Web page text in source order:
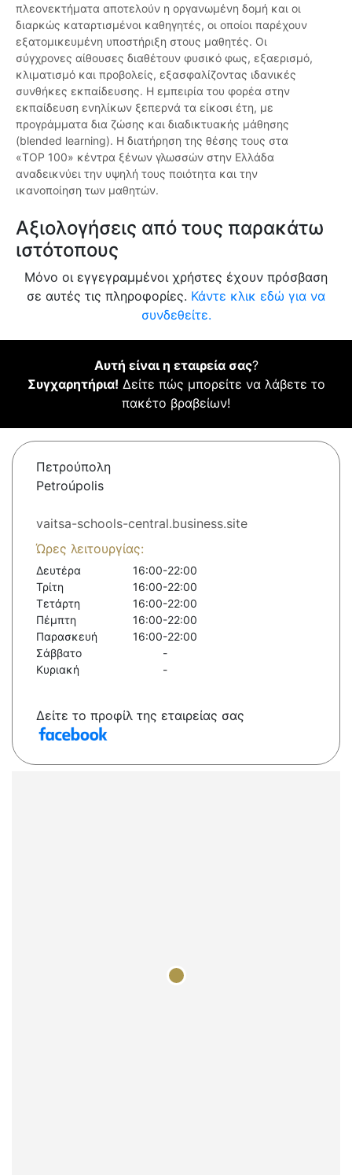
πλεονεκτήματα αποτελούν η οργανωμένη δομή και οι
διαρκώς καταρτισμένοι καθηγητές, οι οποίοι παρέχουν
εξατομικευμένη υποστήριξη στους μαθητές. Οι
σύγχρονες αίθουσες διαθέτουν φυσικό φως, εξαερισμό,
κλιματισμό και προβολείς, εξασφαλίζοντας ιδανικές
συνθήκες εκπαίδευσης. Η εμπειρία του φορέα στην
εκπαίδευση ενηλίκων ξεπερνά τα είκοσι έτη, με
προγράμματα δια ζώσης και διαδικτυακής μάθησης
(blended learning). Η διατήρηση της θέσης τους στα
«TOP 100» κέντρα ξένων γλωσσών στην Ελλάδα
αναδεικνύει την υψηλή τους ποιότητα και την
ικανοποίηση των μαθητών.
Αξιολογήσεις από τους παρακάτω
ιστότοπους
Μόνο οι εγγεγραμμένοι χρήστες έχουν πρόσβαση
σε αυτές τις πληροφορίες. Κάντε κλικ εδώ για να
συνδεθείτε.
Αυτή είναι η εταιρεία σας?
Συγχαρητήρια! Δείτε πώς μπορείτε να λάβετε το
πακέτο βραβείων!
Πετρούπολη
Petroúpolis
vaitsa-schools-central.business.site
Ώρες λειτουργίας:
Δευτέρα
16:00-22:00
Τρίτη
16:00-22:00
Τετάρτη
16:00-22:00
Πέμπτη
16:00-22:00
Παρασκευή
16:00-22:00
Σάββατο
-
Κυριακή
-
Δείτε το προφίλ της εταιρείας σας